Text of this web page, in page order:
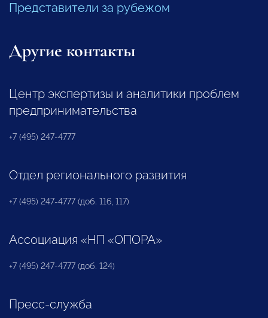
Представители за рубежом
Другие контакты
Центр экспертизы и аналитики проблем
предпринимательства
+7 (495) 247-4777
Отдел регионального развития
+7 (495) 247-4777 (доб. 116, 117)
Ассоциация «НП «ОПОРА»
+7 (495) 247-4777 (доб. 124)
Пресс-служба